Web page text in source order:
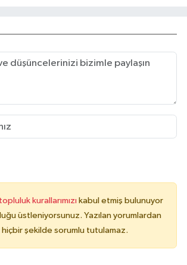
topluluk kurallarımızı kabul etmiş bulunuyor
üstleniyorsunuz. Yazılan yorumlardan
hiçbir şekilde sorumlu tutulamaz.